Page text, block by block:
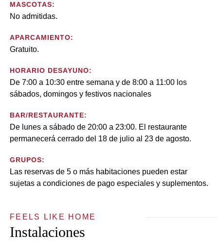
MASCOTAS:
No admitidas.
APARCAMIENTO:
Gratuito.
HORARIO DESAYUNO:
De 7:00 a 10:30 entre semana y de 8:00 a 11:00 los
sábados, domingos y festivos nacionales
BAR/RESTAURANTE:
De lunes a sábado de 20:00 a 23:00. El restaurante
permanecerá cerrado del 18 de julio al 23 de agosto.
GRUPOS:
Las reservas de 5 o más habitaciones pueden estar
sujetas a condiciones de pago especiales y suplementos.
FEELS LIKE HOME
Instalaciones